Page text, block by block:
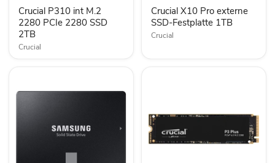
2280
SSD
2TB
Crucial P310 int M.2
2280 PCIe 2280 SSD
2TB
Crucial
1TB
Crucial X10 Pro externe
SSD-Festplatte 1TB
Crucial